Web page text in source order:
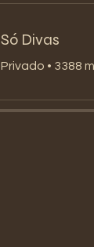
Só Divas
Privado • 3388